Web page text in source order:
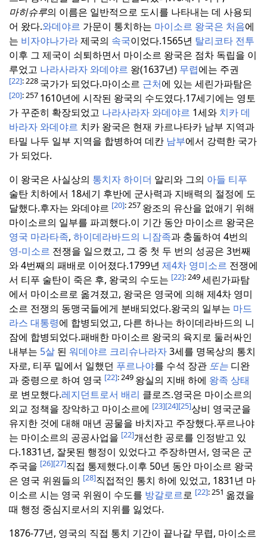
마히슈루의 이름은 일반적으로 도시를 나타내는 데 사용되
어 왔다.와데야르 가문이 통치하는 마이소르 왕국은 처음에
는 비자야나가라제국의 속국이었다.1565년 탈리코타 전투
이후 그 제국이 쇠퇴하면서 마이소르 왕국은 점차 독립을 이
루었고 나라사라자 와데야르 왕(1637년) 무렵에는 주권
[22]: 228 국가가 되었다.마이소르 근처에 있는 세린가파탐은
[20]: 257 1610년에 시작된 왕국의 수도였다.17세기에는 영토
가 꾸준히 확장되었고 나라사라자 와데야르 1세와 치카 데
바라자 와데야르 치카 왕국은 현재 카르나타카 남부 지역과
타밀 나두 일부 지역을 합병하여 데칸 남부에서 강력한 국가
가 되었다.
이 왕국은 사실상의 통치자 하이더 알리와 그의 아들 티푸
술탄 치하에서 18세기 후반에 군사력과 지배력의 절정에 도
달했다.후자는 와데야르 [20]: 257 왕조의 유산을 없애기 위해
마이소르의 일부를 파괴했다.이 기간 동안 마이소르 왕국은
영국 마라타족, 하이데라바드의 니잠족과 충돌하여 4번의
영-미소르 전쟁을 일으켰고, 그 중 첫 두 번의 성공은 3번째
와 4번째의 패배로 이어졌다.1799년 제4차 영미소르 전쟁에
서 티푸 술탄이 죽은 후, 왕국의 수도는 [22]: 249세린가파탐
에서 마이소르로 옮겨졌고, 왕국은 영국에 의해 제4차 영미
소르 전쟁의 동맹국들에게 분배되었다.왕국의 일부는 마드
라스 대통령에 합병되었고, 다른 하나는 하이데라바드의 니
잠에 합병되었다.패배한 마이소르 왕국의 육지로 둘러싸인
내부는 5살 된 워데야르 크리슈나라자3세를 명목상의 통치
자로, 티푸 밑에서 일했던 푸르나야를 수석 장관 또는 디완
과 중령으로 하여 영국 [22]: 249 왕실의 지배 하에 왕족 상태
로 변모했다.레지던트로서 배리 클로즈.영국은 마이소르의
외교 정책을 장악하고 마이소르에 [23][24][25]상비 영국군을
유지한 것에 대해 매년 공물을 바치자고 주장했다.푸르나야
는 마이소르의 공공사업을 [22]개선한 공로를 인정받고 있
다.1831년, 잘못된 행정이 있었다고 주장하면서, 영국은 군
주국을 [26][27]직접 통제했다.이후 50년 동안 마이소르 왕국
은 영국 위원들의 [28]직접적인 통치 하에 있었고, 1831년 마
이소르 시는 영국 위원이 수도를 방갈로르로 [22]: 251 옮겼을
때 행정 중심지로서의 지위를 잃었다.
1876-77년, 영국의 직접 통치 기간이 끝나갈 무렵, 마이소르